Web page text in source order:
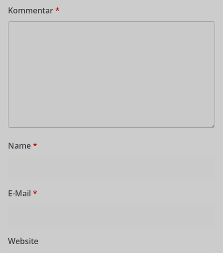
Kommentar*
Name*
E-Mail *
Website